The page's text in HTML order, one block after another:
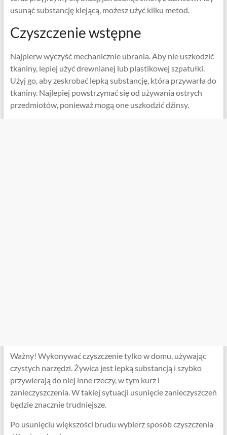
usunąć substancję klejącą, możesz użyć kilku metod.
Czyszczenie wstępne
Najpierw wyczyść mechanicznie ubrania. Aby nie uszkodzić
tkaniny, lepiej użyć drewnianej lub plastikowej szpatułki.
Użyj go, aby zeskrobać lepką substancję, która przywarła do
tkaniny. Najlepiej powstrzymać się od używania ostrych
przedmiotów, ponieważ mogą one uszkodzić dżinsy.
Ważny! Wykonywać czyszczenie tylko w domu, używając
czystych narzędzi. Żywica jest lepką substancją i szybko
przywierają do niej inne rzeczy, w tym kurz i
zanieczyszczenia. W takiej sytuacji usunięcie zanieczyszczeń
będzie znacznie trudniejsze.
Po usunięciu większości brudu wybierz sposób czyszczenia